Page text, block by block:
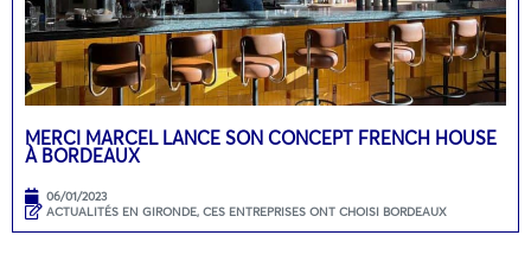
MERCI MARCEL LANCE SON CONCEPT FRENCH HOUSE
À BORDEAUX
06/01/2023
ACTUALITÉS EN GIRONDE, CES ENTREPRISES ONT CHOISI BORDEAUX